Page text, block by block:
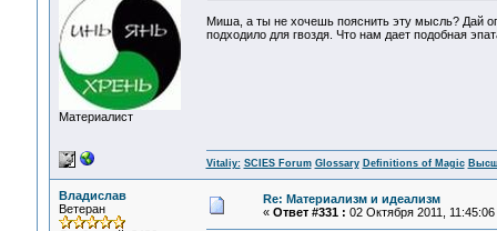
Материалист
Миша, а ты не хочешь пояснить эту мысль? Дай
подходило для гвоздя. Что нам дает подобная
Vitaliy: SCIES Forum Glossary Definitions of Magic
Владислав
Ветеран
Re: Материализм и идеализм
« Ответ #331 : 02 Октября 2011, 11:45:06